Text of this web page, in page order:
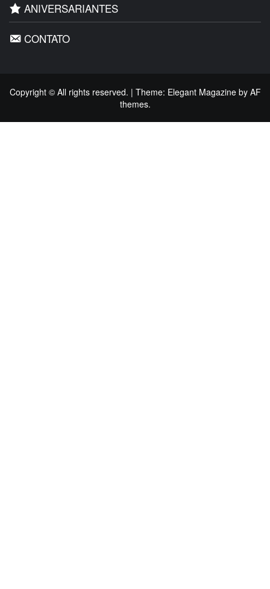
ANIVERSARIANTES
CONTATO
Copyright © All rights reserved. | Theme: Elegant Magazineby AF
themes.